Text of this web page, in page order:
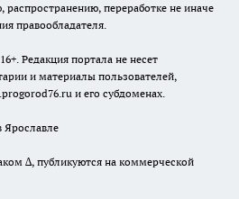
переработке не иначе
правообладателя.
Редакция портала не несет
и материалы пользователей,
и его субдоменах.
Ярославле
∆, публикуются на коммерческой